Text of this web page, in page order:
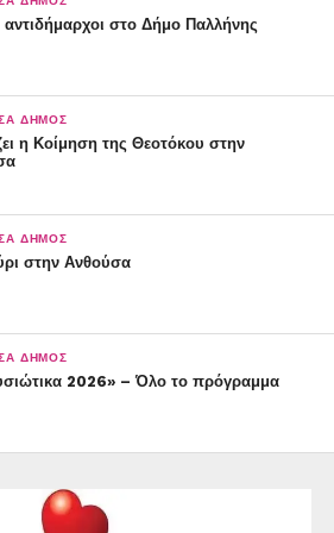
οδοκαθαρισμού (σάρωθρα)
αντιδήμαρχοι στο Δήμο Παλλήνης
ΔΉΜΟΣ
η Κοίμηση της Θεοτόκου στην
ΔΉΜΟΣ
στην Ανθούσα
ΔΉΜΟΣ
2026» – Όλο το πρόγραμμα